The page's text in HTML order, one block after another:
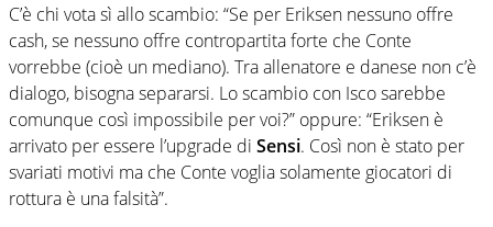
C’è chi vota sì allo scambio: “Se per Eriksen nessuno offre
cash, se nessuno offre contropartita forte che Conte
vorrebbe (cioè un mediano). Tra allenatore e danese non c’è
dialogo, bisogna separarsi. Lo scambio con Isco sarebbe
comunque così impossibile per voi?” oppure: “Eriksen è
arrivato per essere l’upgrade di Sensi. Così non è stato per
svariati motivi ma che Conte voglia solamente giocatori di
rottura è una falsità”.